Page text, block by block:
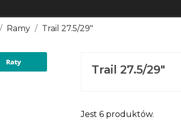
Ramy Trail 27.5/29"
Trail 27.5/29"
Jest 6 produktów.